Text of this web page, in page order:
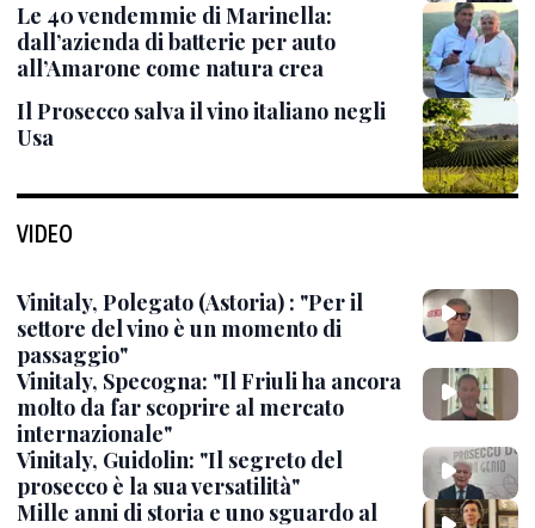
Le 40 vendemmie di Marinella:
dall’azienda di batterie per auto
all’Amarone come natura crea
Il Prosecco salva il vino italiano negli
Usa
VIDEO
Vinitaly, Polegato (Astoria) : "Per il
settore del vino è un momento di
passaggio"
Vinitaly, Specogna: "Il Friuli ha ancora
molto da far scoprire al mercato
internazionale"
Vinitaly, Guidolin: "Il segreto del
prosecco è la sua versatilità"
Mille anni di storia e uno sguardo al